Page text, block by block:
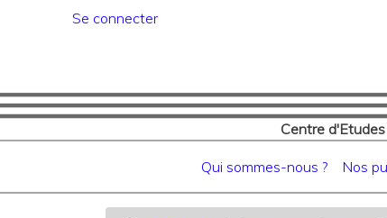
Menu du compte de
Se connecter
Centre
Navigation principale
Qui sommes-nous ? Nos